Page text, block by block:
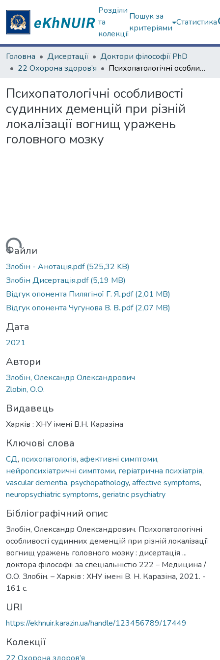
Розділи
та
колекції
Пошук за
критеріями
Статистика
Головна Дисертації
Доктори філософії PhD
22 Охорона здоров’я
Психопатологічні особливості судинних деменцій при різній локалізації вогнищ уражень головного мозку
Психопатологічні особливості
судинних деменцій при різній
локалізації вогнищ уражень
головного мозку
Файли
Злобін - Анотація.pdf(525,32 KB)
Злобін Дисертація.pdf(5,19 MB)
Відгук опонента Пилягіної Г. Я..pdf(2,01 MB)
Відгук опонента Чугунова В. В..pdf(2,07 MB)
Дата
2021
Автори
Злобін, Олександр Олександрович
Zlobin, О.О.
Видавець
Харків : ХНУ імені В.Н. Каразіна
Ключові слова
СД, психопатологія, афективні симптоми,
нейропсихіатричні симптоми, геріатрична психіатрія,
vascular dementia, psychopathology, affective symptoms,
neuropsychiatric symptoms, geriatric psychiatry
Бібліографічний опис
Злобін, Олександр Олександрович. Психопатологічні
особливості судинних деменцій при різній локалізації
вогнищ уражень головного мозку : дисертація ...
доктора філософії за спеціальністю 222 – Медицина /
О.О. Злобін. – Харків : ХНУ імені В. Н. Каразіна, 2021. -
161 с.
URI
https://ekhnuir.karazin.ua/handle/123456789/17449
Колекції